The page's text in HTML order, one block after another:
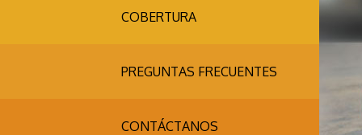
COBERTURA
PREGUNTAS FRECUENTES
CONTÁCTANOS